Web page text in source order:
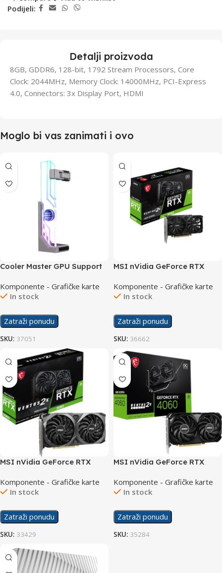
Podijeli:
Detalji proizvoda
8GB, GDDR6, 128-bit, 1792 Stream Processors, Core
Clock: 2044MHz, Memory Clock: 14000MHz, PCI-Express
4.0, Connectors: 3x Display Port, HDMI
Moglo bi vas zanimati i ovo
Cooler Master GPU Support
Komponente - Grafičke karte
In stock
Zatraži ponudu
SKU: 37051
MSI nVidia GeForce RTX
Komponente - Grafičke karte
In stock
Zatraži ponudu
SKU: 36662
MSI nVidia GeForce RTX
Komponente - Grafičke karte
In stock
Zatraži ponudu
SKU: 33429
MSI nVidia GeForce RTX
Komponente - Grafičke karte
In stock
Zatraži ponudu
SKU: 35284